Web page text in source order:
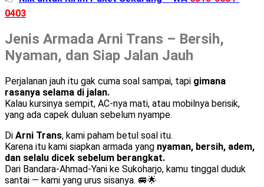
0403
Jenis Armada Arni Trans – Bersih,
Nyaman, dan Siap Jalan Jauh
Perjalanan jauh itu gak cuma soal sampai, tapi gimana
rasanya selama di jalan.
Kalau kursinya sempit, AC-nya mati, atau mobilnya berisik,
yang ada capek duluan sebelum nyampe.
Di Arni Trans, kami paham betul soal itu.
Karena itu kami siapkan armada yang nyaman, bersih, adem,
dan selalu dicek sebelum berangkat.
Dari Bandara-Ahmad-Yani ke Sukoharjo, kamu tinggal duduk
santai — kami yang urus sisanya. 🚐🌟